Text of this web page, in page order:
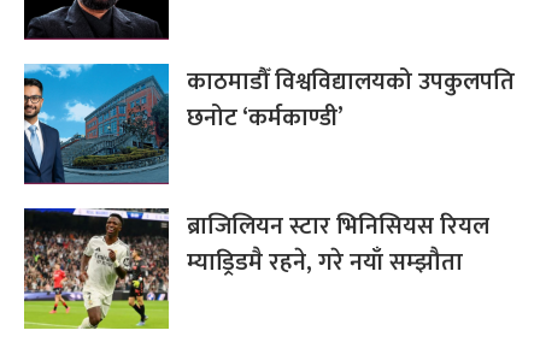
काठमाडौँ विश्वविद्यालयको उपकुलपति
छनोट ‘कर्मकाण्डी’
ब्राजिलियन स्टार भिनिसियस रियल
म्याड्रिडमै रहने, गरे नयाँ सम्झौता